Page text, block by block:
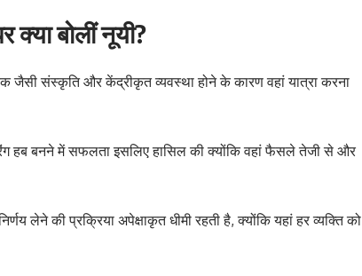
क्या बोलीं नूयी?
जैसी संस्कृति और केंद्रीकृत व्यवस्था होने के कारण वहां यात्रा करना
हब बनने में सफलता इसलिए हासिल की क्योंकि वहां फैसले तेजी से और
लेने की प्रक्रिया अपेक्षाकृत धीमी रहती है, क्योंकि यहां हर व्यक्ति को